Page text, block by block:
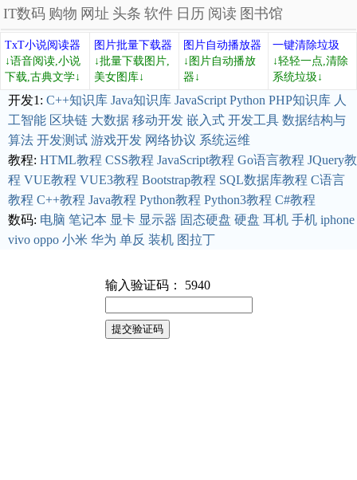
IT数码 购物 网址 头条 软件 日历 阅读 图书馆
TxT小说阅读器
↓语音阅读,小说
下载,古典文学↓
图片批量下载器
↓批量下载图片,
美女图库↓
图片自动播放器
↓图片自动播放
器↓
一键清除垃圾
↓轻轻一点,清除
系统垃圾↓
开发1: C++知识库 Java知识库 JavaScript Python PHP知识库 人
工智能 区块链 大数据 移动开发 嵌入式 开发工具 数据结构与
算法 开发测试 游戏开发 网络协议 系统运维
教程: HTML教程 CSS教程 JavaScript教程 Go语言教程 JQuery教
程 VUE教程 VUE3教程 Bootstrap教程 SQL数据库教程 C语言
教程 C++教程 Java教程 Python教程 Python3教程 C#教程
数码: 电脑 笔记本 显卡 显示器 固态硬盘 硬盘 耳机 手机 iphone
vivo oppo 小米 华为 单反 装机 图拉丁
输入验证码： 5940